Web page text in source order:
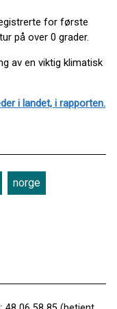
for første
på over 0 grader.
av en viktig klimatisk
i landet, i rapporten.
norge